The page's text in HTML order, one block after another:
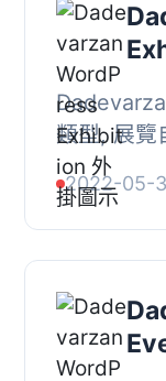
類型, 展覽
局主題,
2022-05-